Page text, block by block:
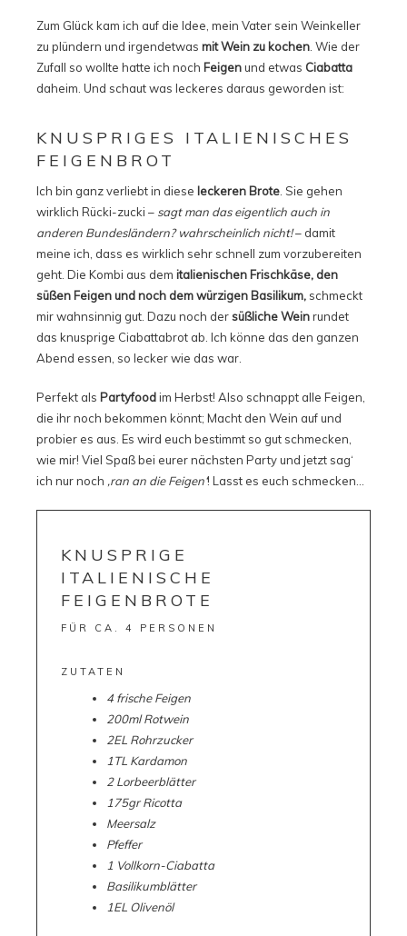
Zum Glück kam ich auf die Idee, mein Vater sein Weinkeller
zu plündern und irgendetwas mit Wein zu kochen . Wie der
Zufall so wollte hatte ich noch Feigenund etwas Ciabatta
daheim. Und schaut was leckeres daraus geworden ist:
KNUSPRIGES ITALIENISCHES
FEIGENBROT
Ich bin ganz verliebt in diese leckeren Brote . Sie gehen
wirklich Rücki-zucki – sagt man das eigentlich auch in
anderen Bundesländern? wahrscheinlich nicht!– damit
meine ich, dass es wirklich sehr schnell zum vorzubereiten
geht. Die Kombi aus dem italienischen Frischkäse, den
süßen Feigen und noch dem würzigen Basilikum, schmeckt
mir wahnsinnig gut. Dazu noch dersüßliche Weinrundet
das knusprige Ciabattabrot ab. Ich könne das den ganzen
Abend essen, so lecker wie das war.
Perfekt als Partyfoodim Herbst! Also schnappt alle Feigen,
die ihr noch bekommen könnt; Macht den Wein auf und
probier es aus. Es wird euch bestimmt so gut schmecken,
wie mir! Viel Spaß bei eurer nächsten Party und jetzt sag‘
ich nur noch ‚ran an die Feigen‘! Lasst es euch schmecken…
KNUSPRIGE
ITALIENISCHE
FEIGENBROTE
FÜR CA. 4 PERSONEN
ZUTATEN
4 frischeFeigen
200ml Rotwein
2EL Rohrzucker
1TL Kardamon
2Lorbeerblätter
175gr Ricotta
Meersalz
Pfeffer
1 Vollkorn-Ciabatta
Basilikumblätter
1EL Olivenöl